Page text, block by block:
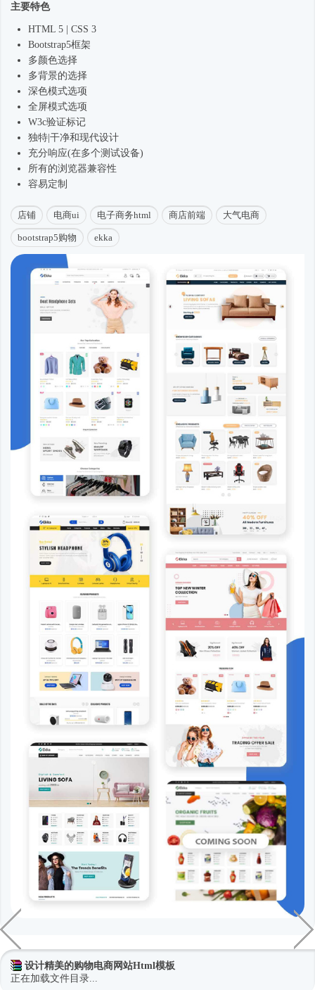
主要特色
HTML 5 | CSS 3
Bootstrap5框架
多颜色选择
多背景的选择
深色模式选项
全屏模式选项
W3c验证标记
独特|干净和现代设计
充分响应(在多个测试设备)
所有的浏览器兼容性
容易定制
店铺 电商ui 电子商务html 商店前端 大气电商
bootstrap5购物 ekka
设计精美的购物电商网站Html模板
正在加载文件目录...